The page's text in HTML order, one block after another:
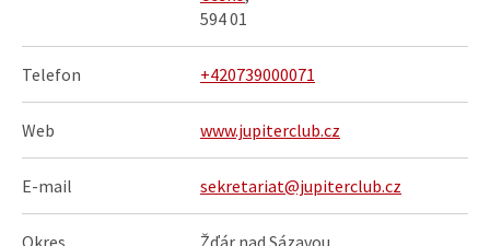
594 01
Telefon +420739000071
Web www.jupiterclub.cz
E-mail sekretariat@jupiterclub.cz
Okres Žďár nad Sázavou